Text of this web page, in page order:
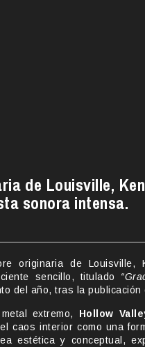
de Louisville,
sonora intensa.
originaria de
sencillo, titulado
del año, tras la publicación
extremo, Hollow
caos interior como una
estética y conceptual,